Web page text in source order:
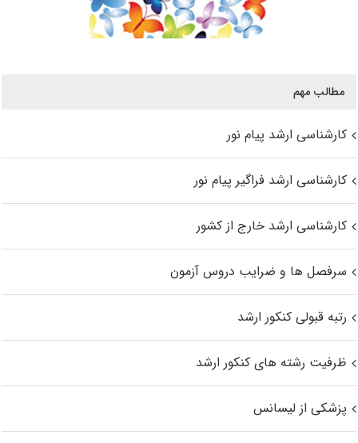
مطالب مهم
کارشناسی ارشد پیام نور
کارشناسی ارشد فراگیر پیام نور
کارشناسی ارشد خارج از کشور
سرفصل ها و ضرایب دروس آزمون
رتبه قبولی کنکور ارشد
ظرفیت رشته های کنکور ارشد
پزشکی از لیسانس